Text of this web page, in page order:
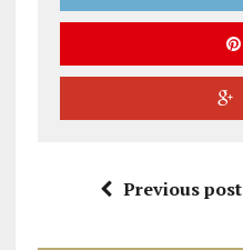
Previous post